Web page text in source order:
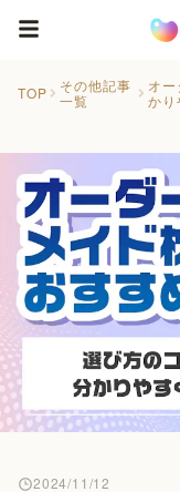
TOP
その他記事
一覧
オ
かり
2024/11/12